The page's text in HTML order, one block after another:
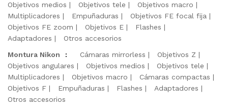
Objetivos medios
Objetivos tele
Objetivos macro
Multiplicadores
Empuñaduras
Objetivos FE focal fija
Objetivos FE zoom
Objetivos E
Flashes
Adaptadores
Otros accesorios
Montura Nikon
: Cámaras mirrorless
Objetivos Z
Objetivos angulares
Objetivos medios
Objetivos tele
Multiplicadores
Objetivos macro
Cámaras compactas
Objetivos F
Empuñaduras Flashes
Adaptadores
Otros accesorios